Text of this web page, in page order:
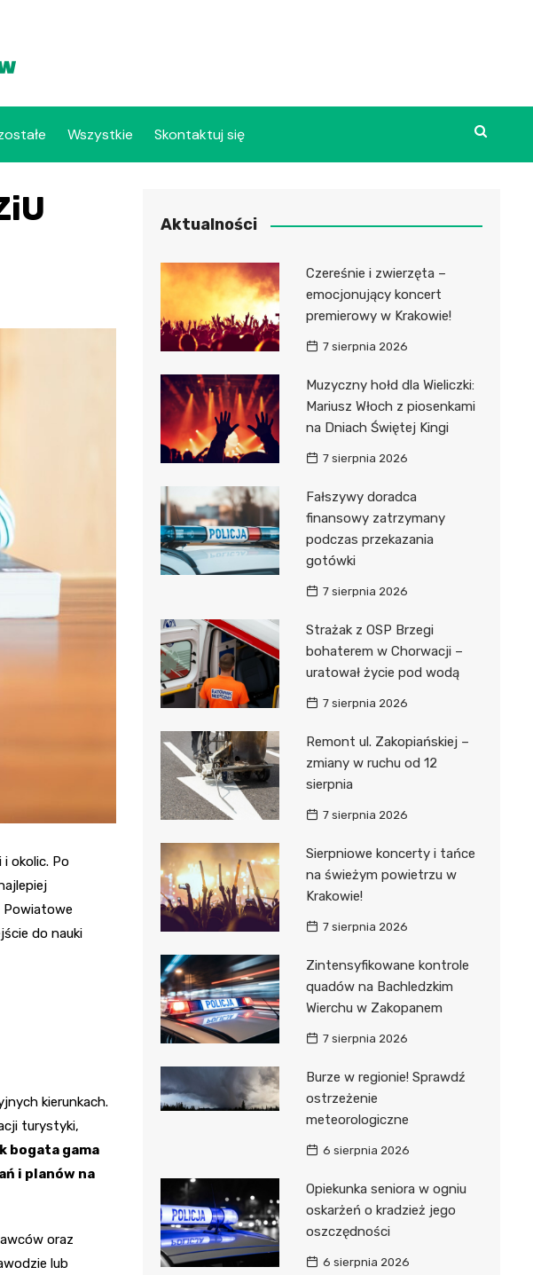
Wszystkie Skontaktuj się
okolic. Po
Powiatowe
do nauki
kierunkach.
turystyki,
bogata gama
i planów na
oraz
lub
Aktualności
Czereśnie i zwierzęta –
emocjonujący koncert
premierowy w Krakowie!
7 sierpnia 2026
Muzyczny hołd dla Wieliczki:
Mariusz Włoch z piosenkami
na Dniach Świętej Kingi
7 sierpnia 2026
Fałszywy doradca
finansowy zatrzymany
podczas przekazania
gotówki
7 sierpnia 2026
Strażak z OSP Brzegi
bohaterem w Chorwacji –
uratował życie pod wodą
7 sierpnia 2026
Remont ul. Zakopiańskiej –
zmiany w ruchu od 12
sierpnia
7 sierpnia 2026
Sierpniowe koncerty i tańce
na świeżym powietrzu w
Krakowie!
7 sierpnia 2026
Zintensyfikowane kontrole
quadów na Bachledzkim
Wierchu w Zakopanem
7 sierpnia 2026
Burze w regionie! Sprawdź
ostrzeżenie
meteorologiczne
6 sierpnia 2026
Opiekunka seniora w ogniu
oskarżeń o kradzież jego
oszczędności
6 sierpnia 2026